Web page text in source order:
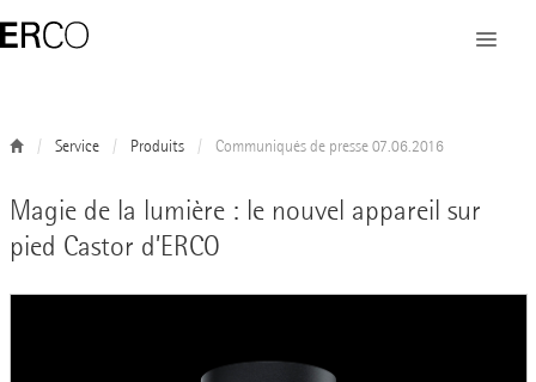
Service Produits Communiqués de presse 07.06.2016
Magie de la lumière : le nouvel appareil sur
pied Castor d’ERCO